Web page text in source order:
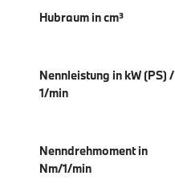
Hubraum in cm³
Nennleistung in kW (PS) /
1/min
Nenndrehmoment in
Nm/1/min